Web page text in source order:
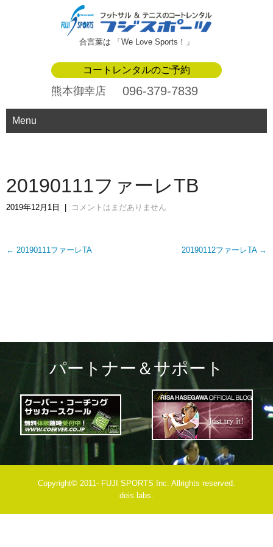
合言葉は 「We Love Sports！」
コートレンタルのご予約
熊本御幸店 096-379-7839
Menu
20190111ファーレTB
2019年12月1日 コメントはまだありません
Post
← 20190111ファーレTA 20190112ファーレTA →
パートナー＆サポート
Copyright© 2011- FUJI SPORTS Inc. Allrights reserved.
deis labs.